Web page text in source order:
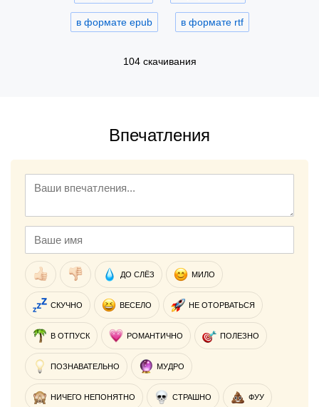
в формате epub в формате rtf
104 скачивания
Впечатления
ДО СЛЁЗ МИЛО
СКУЧНО ВЕСЕЛО НЕ ОТОРВАТЬСЯ
В ОТПУСК РОМАНТИЧНО ПОЛЕЗНО
ПОЗНАВАТЕЛЬНО МУДРО
НИЧЕГО НЕПОНЯТНО СТРАШНО ФУУ